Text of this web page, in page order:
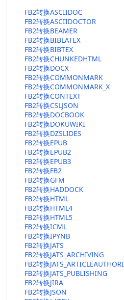
FB2转换ASCIIDOC
FB2转换ASCIIDOCTOR
FB2转换BEAMER
FB2转换BIBLATEX
FB2转换BIBTEX
FB2转换CHUNKEDHTML
FB2转换DOCX
FB2转换COMMONMARK
FB2转换COMMONMARK_X
FB2转换CONTEXT
FB2转换CSLJSON
FB2转换DOCBOOK
FB2转换DOKUWIKI
FB2转换DZSLIDES
FB2转换EPUB
FB2转换EPUB2
FB2转换EPUB3
FB2转换FB2
FB2转换GFM
FB2转换HADDOCK
FB2转换HTML
FB2转换HTML4
FB2转换HTML5
FB2转换ICML
FB2转换IPYNB
FB2转换JATS
FB2转换JATS_ARCHIVING
FB2转换
FB2转换JATS_PUBLISHING
FB2转换JIRA
FB2转换JSON